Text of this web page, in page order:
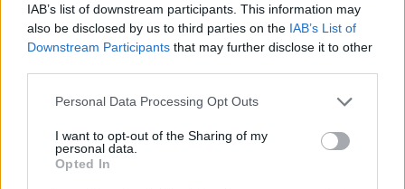
IAB’s list of downstream participants. This information may
also be disclosed by us to third parties on the IAB’s List of
Downstream Participants that may further disclose it to other
Personal Data Processing Opt Outs
I want to opt-out of the Sharing of my
personal data.
Opted In
preferiamo la strada scelta dall’Emilia-Romagna, basata appunto
sulla raccolta differenziata e una programmazione regionale che ci
permette di iniziare a chiuderli gli inceneritori, come succederà a
Ravenna, smaltendo le quote di rifiuti di quell’impianto utilizzando
l’attuale capacità di smaltimento autorizzata, quindi senza alcun
impianti progressivamente quando non servono più perché stiamo
sviluppando un modello di economia circolare dove i rifiuti